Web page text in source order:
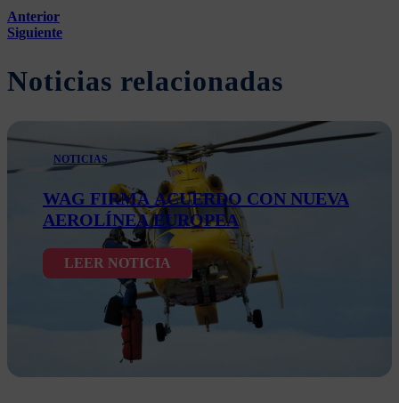
Anterior
Siguiente
Noticias relacionadas
NOTICIAS
WAG FIRMA ACUERDO CON NUEVA
AEROLÍNEA EUROPEA
LEER NOTICIA